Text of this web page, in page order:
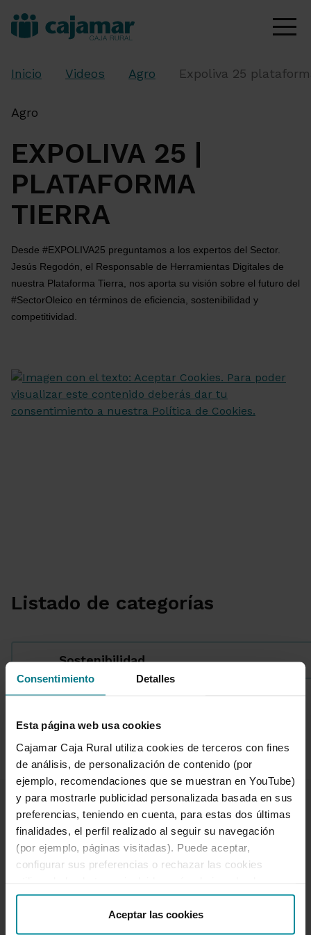
Consentimiento Detalles
Esta página web usa cookies
Cajamar Caja Rural utiliza cookies de terceros con fines
de análisis, de personalización de contenido (por
ejemplo, recomendaciones que se muestran en YouTube)
y para mostrarle publicidad personalizada basada en sus
preferencias, teniendo en cuenta, para estas dos últimas
finalidades, el perfil realizado al seguir su navegación
(por ejemplo, páginas visitadas). Puede aceptar,
configurar sus preferencias o rechazar las cookies
“Detalles”. También puede obtener más información, así
como cambiar el consentimiento en cualquier momento
desde nuestraPolítica de Cookies.
Aceptar las cookies
Inicio Videos Agro Expoliva 25
Agro
EXPOLIVA 25 |
PLATAFORMA
TIERRA
Desde #EXPOLIVA25 preguntamos a los expertos del Sector.
Jesús Regodón, el Responsable de Herramientas Digitales de
nuestra Plataforma Tierra, nos aporta su visión sobre el futuro del
#SectorOleico en términos de eficiencia, sostenibilidad y
competitividad.
Listado de categorías
Sostenibilidad
Te ayudamos
Desbloqueo banca online